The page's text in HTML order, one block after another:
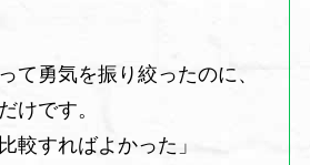
て勇気を振り絞ったのに、
けです。
較すればよかった」